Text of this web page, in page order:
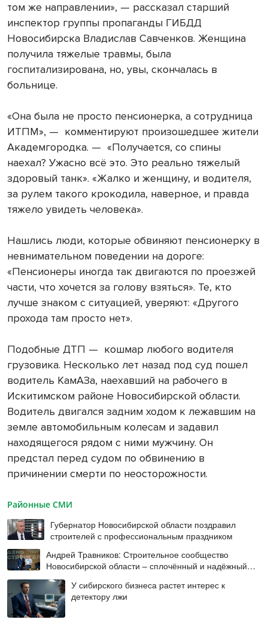
том же направлении», — рассказал старший
инспектор группы пропаганды ГИБДД
Новосибирска Владислав Савченков. Женщина
получила тяжелые травмы, была
госпитализирована, но, увы, скончалась в
больнице.
«Она была не просто пенсионерка, а сотрудница
ИТПМ», — комментируют произошедшее жители
Академгородка. — «Получается, со спины
наехал? Ужасно всё это. Это реально тяжелый
здоровый танк». «Жалко и женщину, и водителя,
за рулем такого крокодила, наверное, и правда
тяжело увидеть человека».
Нашлись люди, которые обвиняют пенсионерку в
невнимательном поведении на дороге:
«Пенсионеры иногда так двигаются по проезжей
части, что хочется за голову взяться». Те, кто
лучше знаком с ситуацией, уверяют: «Другого
прохода там просто нет».
Подобные ДТП — кошмар любого водителя
грузовика. Несколько лет назад под суд пошел
водитель КамАЗа, наехавший на рабочего в
Искитимском районе Новосибирской области.
Водитель двигался задним ходом к лежавшим на
земле автомобильным колесам и задавил
находящегося рядом с ними мужчину. Он
предстал перед судом по обвинению в
причинении смерти по неосторожности.
Районные СМИ
Губернатор Новосибирской области поздравил
строителей с профессиональным праздником
Андрей Травников: Строительное сообщество
Новосибирской области – сплочённый и надёжный
коллектив
У сибирского бизнеса растет интерес к
детектору лжи